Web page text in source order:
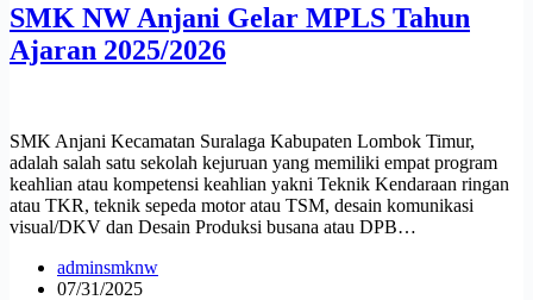
SMK NW Anjani Gelar MPLS Tahun
Ajaran 2025/2026
SMK Anjani Kecamatan Suralaga Kabupaten Lombok Timur,
adalah salah satu sekolah kejuruan yang memiliki empat program
keahlian atau kompetensi keahlian yakni Teknik Kendaraan ringan
atau TKR, teknik sepeda motor atau TSM, desain komunikasi
visual/DKV dan Desain Produksi busana atau DPB…
adminsmknw
07/31/2025